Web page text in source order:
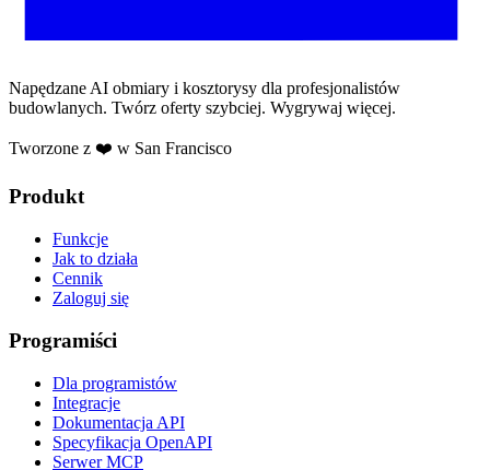
Napędzane AI obmiary i kosztorysy dla profesjonalistów
budowlanych. Twórz oferty szybciej. Wygrywaj więcej.
Tworzone z ❤️ w San Francisco
Produkt
Funkcje
Jak to działa
Cennik
Zaloguj się
Programiści
Dla programistów
Integracje
Dokumentacja API
Specyfikacja OpenAPI
Serwer MCP